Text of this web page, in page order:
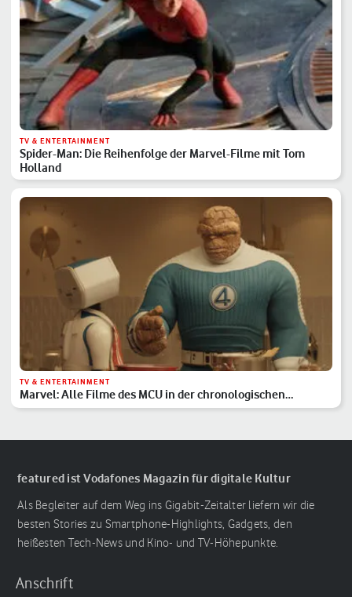
TV & ENTERTAINMENT
Spider-Man: Die Reihenfolge der Marvel-Filme mit Tom
Holland
TV & ENTERTAINMENT
Marvel: Alle Filme des MCU in der chronologischen
Reihenfolge
featured ist Vodafones Magazin für digitale Kultur
Als Begleiter auf dem Weg ins Gigabit-Zeitalter liefern wir die
besten Stories zu Smartphone-Highlights, Gadgets, den
heißesten Tech-News und Kino- und TV-Höhepunkte.
Anschrift